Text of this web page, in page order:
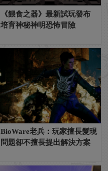
《餵食之器》最新試玩發布
培育神秘神明恐怖冒險
BioWare老兵：玩家擅長髮現
問題卻不擅長提出解決方案